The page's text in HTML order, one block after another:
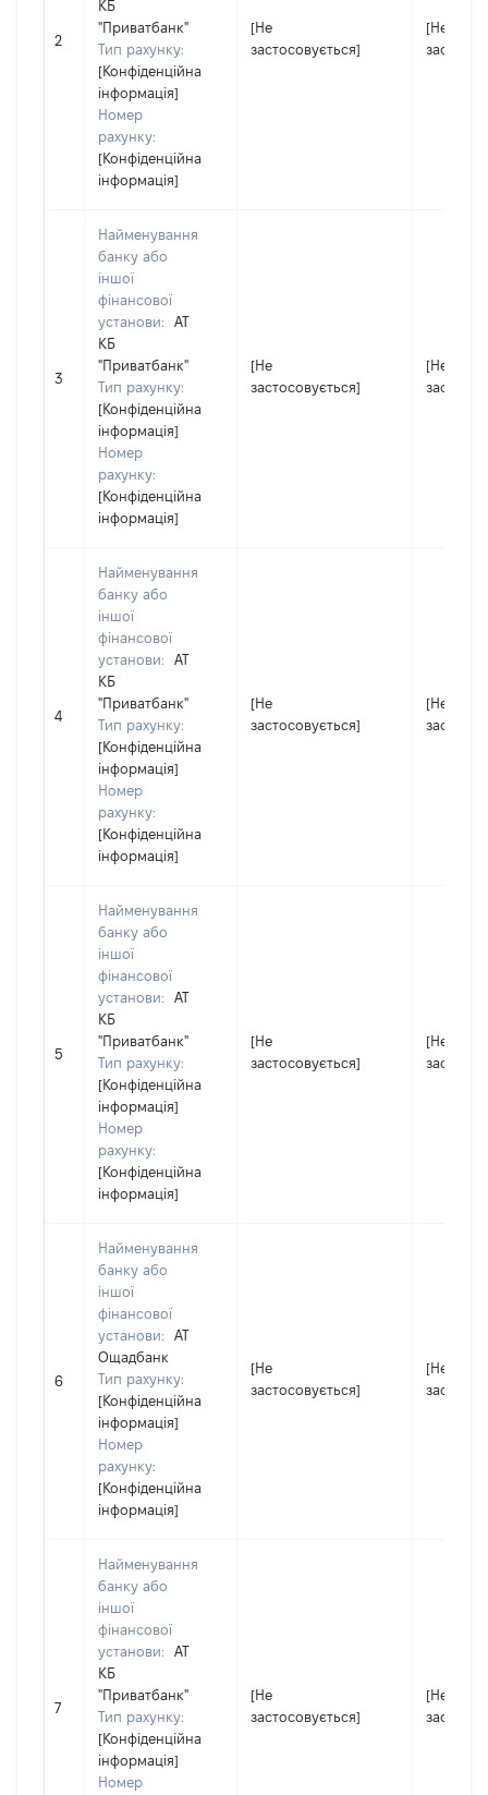
2
КБ
"Приватбанк"
Тип рахунку:
[Конфіденційна
інформація]
Номер
рахунку:
[Конфіденційна
інформація]
[Не
застосовується]
[Не
3
Найменування
банку або
іншої
фінансової
установи:
АТ
КБ
"Приватбанк"
Тип рахунку:
[Конфіденційна
інформація]
Номер
рахунку:
[Конфіденційна
інформація]
[Не
застосовується]
[Не
4
Найменування
банку або
іншої
фінансової
установи:
АТ
КБ
"Приватбанк"
Тип рахунку:
[Конфіденційна
інформація]
Номер
рахунку:
[Конфіденційна
інформація]
[Не
застосовується]
[Не
5
Найменування
банку або
іншої
фінансової
установи:
АТ
КБ
"Приватбанк"
Тип рахунку:
[Конфіденційна
інформація]
Номер
рахунку:
[Конфіденційна
інформація]
[Не
застосовується]
[Не
6
Найменування
банку або
іншої
фінансової
установи:
АТ
Ощадбанк
Тип рахунку:
[Конфіденційна
інформація]
Номер
рахунку:
[Конфіденційна
інформація]
[Не
застосовується]
[Не
7
Найменування
банку або
іншої
фінансової
установи:
АТ
КБ
"Приватбанк"
Тип рахунку:
[Конфіденційна
інформація]
Номер
[Не
застосовується]
[Не